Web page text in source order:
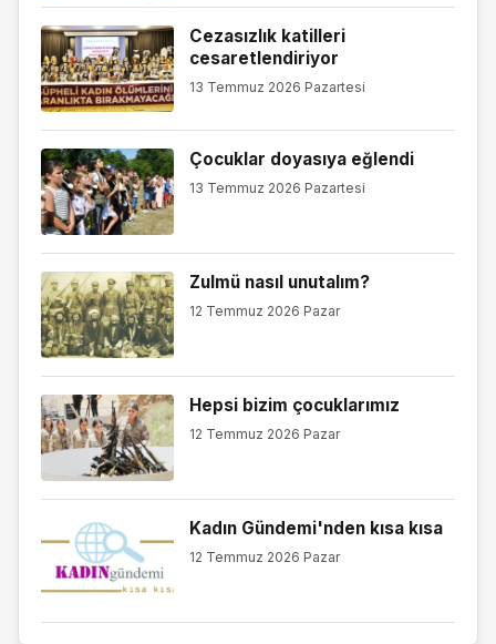
Cezasızlık katilleri
cesaretlendiriyor
13 Temmuz 2026 Pazartesi
Çocuklar doyasıya eğlendi
13 Temmuz 2026 Pazartesi
Zulmü nasıl unutalım?
12 Temmuz 2026 Pazar
Hepsi bizim çocuklarımız
12 Temmuz 2026 Pazar
Kadın Gündemi'nden kısa kısa
12 Temmuz 2026 Pazar